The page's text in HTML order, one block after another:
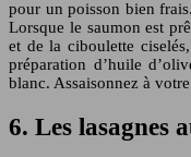
pour un poisson bien
Lorsque le saumon est
et de la ciboulette
préparation d’huile
blanc. Assaisonnez à
6. Les lasagnes